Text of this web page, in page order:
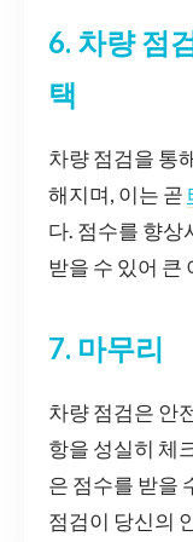
6. 차량 점
택
차량 점검을 통
해지며, 이는 곧
다. 점수를 향상
받을 수 있어 큰
7. 마무리
차량 점검은 안
항을 성실히 체
은 점수를 받을
점검이 당신의